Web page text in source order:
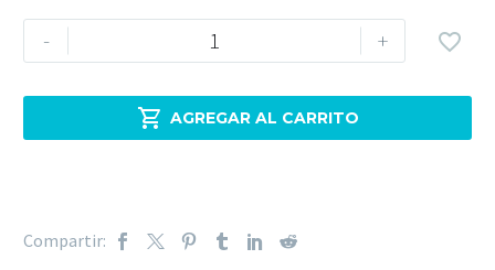
-
en
Gusto
-
+
 AGREGAR AL CARRITO

Compartir: